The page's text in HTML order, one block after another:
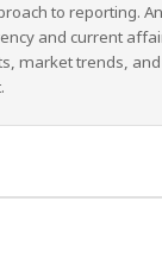
to reporting.
and current
market trends,